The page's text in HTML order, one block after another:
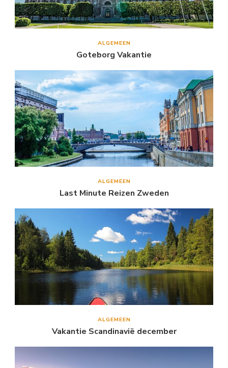
ALGEMEEN
Goteborg Vakantie
ALGEMEEN
Last Minute Reizen Zweden
ALGEMEEN
Vakantie Scandinavië december